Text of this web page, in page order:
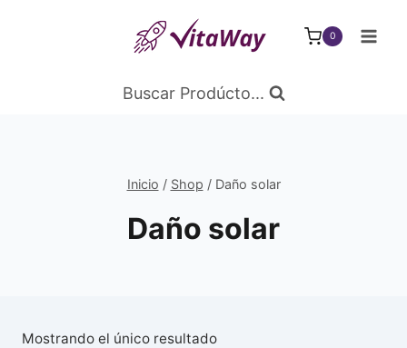
0
Buscar Prodúcto...
Inicio / Shop / Daño solar
Daño solar
Mostrando el único resultado